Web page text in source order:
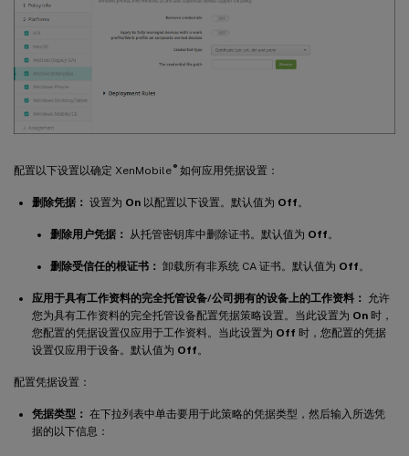
配置以下设置以确定 XenMobile ®如何应用凭据设置：
删除凭据： 设置为 On 以配置以下设置。默认值为 Off。
删除用户凭据： 从托管密钥库中删除证书。默认值为 Off。
删除受信任的根证书： 卸载所有非系统 CA 证书。默认值为 Off。
应用于具有工作资料的完全托管设备/公司拥有的设备上的工作资料：
允许
您为具有工作资料的完全托管设备配置凭据策略设置。当此设置为 On 时，
您配置的凭据设置仅应用于工作资料。当此设置为 Off 时，您配置的凭据
设置仅应用于设备。默认值为 Off。
配置凭据设置：
凭据类型： 在下拉列表中单击要用于此策略的凭据类型，然后输入所选凭
据的以下信息：